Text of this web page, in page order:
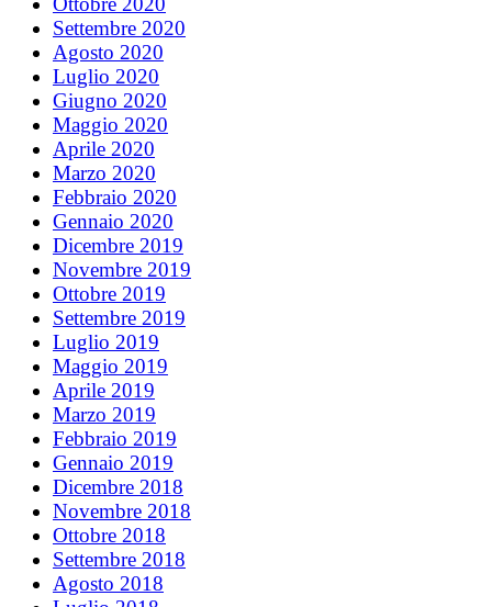
Settembre 2020
Agosto 2020
Luglio 2020
Giugno 2020
Maggio 2020
Aprile 2020
Marzo 2020
Febbraio 2020
Gennaio 2020
Dicembre 2019
Novembre 2019
Ottobre 2019
Settembre 2019
Luglio 2019
Maggio 2019
Aprile 2019
Marzo 2019
Febbraio 2019
Gennaio 2019
Dicembre 2018
Novembre 2018
Ottobre 2018
Settembre 2018
Agosto 2018